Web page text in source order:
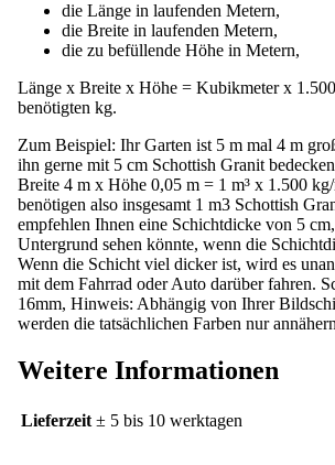
die Länge in laufenden Metern,
die Breite in laufenden Metern,
die zu befüllende Höhe in Metern,
Länge x Breite x Höhe = Kubikmeter x
benötigten kg.
Zum Beispiel: Ihr Garten ist 5 m mal 4 m
ihn gerne mit 5 cm Schottish Granit
Breite 4 m x Höhe 0,05 m = 1 m³ x 1.500
benötigen also insgesamt 1 m3 Schottish
empfehlen Ihnen eine Schichtdicke von 5
Untergrund sehen könnte, wenn die
Wenn die Schicht viel dicker ist, wird es
mit dem Fahrrad oder Auto darüber fahren.
16mm, Hinweis: Abhängig von Ihrer
werden die tatsächlichen Farben nur
Weitere Informationen
Lieferzeit ± 5 bis 10 werktagen